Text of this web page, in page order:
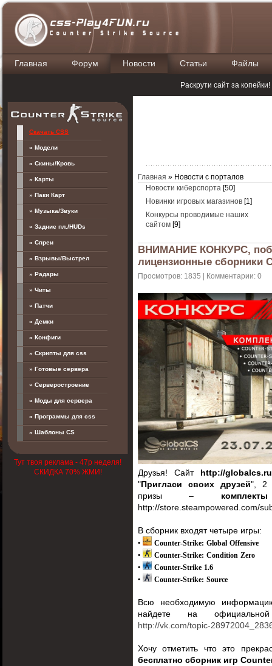
Главная Форум Новости Статьи Файлы
Раскрути сайт за
Главная » Новости с порталов
Новости киберспорта [50]
Новинки игровых магазинов [1]
Конкурсы проводимые наших
сайтом [9]
ВНИМАНИЕ КОНКУРС,
лицензионные сборники
Просмотров: 1835 | Комментарии: 0
Друзья! Сайт http://globalcs.ru
"Пригласи своих друзей", 2
призы –
http://store.steampowered.com/
В сборник входят четыре игры:
•
Counter-Strike: Global Offensive
•
Counter-Strike: Condition Zero
•
Counter-Strike 1.6
•
Counter-Strike: Source
Всю необходимую
найдете на
http://vk.com/topic-
Хочу отметить что это
бесплатно сборник игр
Скачать CSS
» Модели
» Скины/Кровь
» Карты
» Паки Карт
» Музыка/Звуки
» Задние пл./HUDs
» Спреи
» Взрывы/Выстрел
» Радары
» Читы
» Патчи
» Демки
» Конфиги
» Скрипты для css
» Готовые сервера
» Серверостроение
» Моды для сервера
» Программы для css
» Шаблоны CS
Тут твоя реклама - 47р неделя!
СКИДКА 70% ЖМИ!